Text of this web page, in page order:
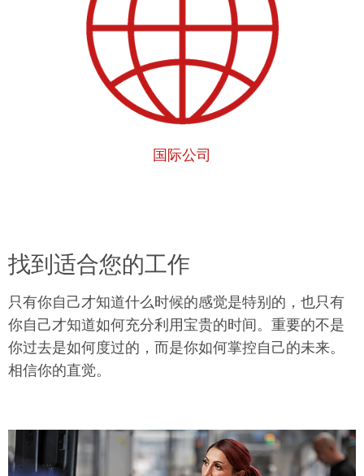
国际公司
找到适合您的工作
只有你自己才知道什么时候的感觉是特别的，也只有
你自己才知道如何充分利用宝贵的时间。重要的不是
你过去是如何度过的，而是你如何掌控自己的未来。
相信你的直觉。